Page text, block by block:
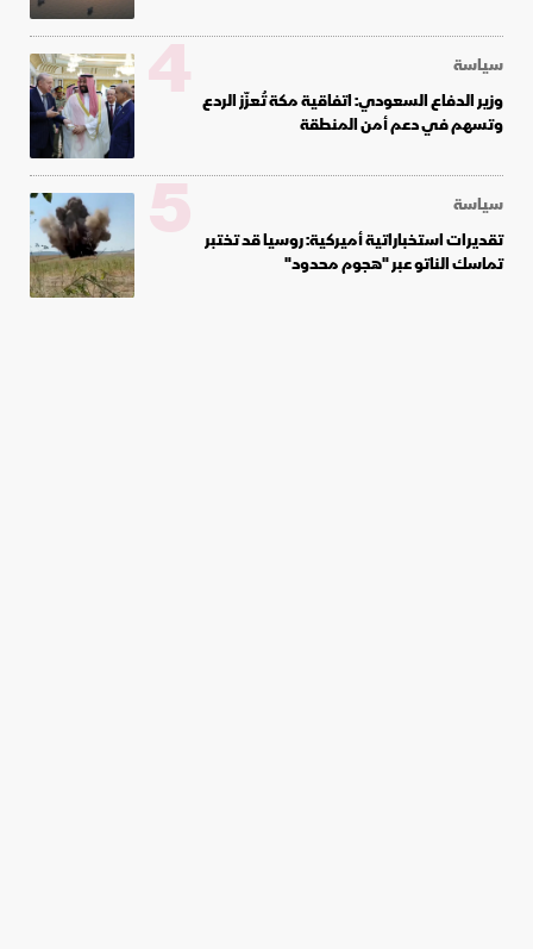
سياسة
وزير الدفاع السعودي: اتفاقية مكة تُعزّز الردع
وتسهم في دعم أمن المنطقة
4
سياسة
تقديرات استخباراتية أميركية: روسيا قد تختبر
تماسك الناتو عبر "هجوم محدود"
5